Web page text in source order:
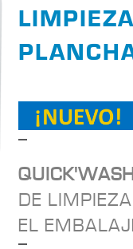
DE
EL